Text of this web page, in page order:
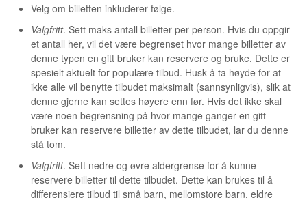
Velg om billetten inkluderer følge.
Valgfritt. Sett maks antall billetter per person. Hvis du oppgir
et antall her, vil det være begrenset hvor mange billetter av
denne typen en gitt bruker kan reservere og bruke. Dette er
spesielt aktuelt for populære tilbud. Husk å ta høyde for at
ikke alle vil benytte tilbudet maksimalt (sannsynligvis), slik at
denne gjerne kan settes høyere enn før. Hvis det ikke skal
være noen begrensning på hvor mange ganger en gitt
bruker kan reservere billetter av dette tilbudet, lar du denne
stå tom.
Valgfritt. Sett nedre og øvre aldergrense for å kunne
reservere billetter til dette tilbudet. Dette kan brukes til å
differensiere tilbud til små barn, mellomstore barn, eldre